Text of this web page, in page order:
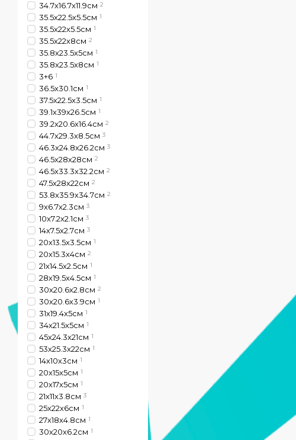
34.7х16.7х11.9см 2
35.5х22.5х5.5см 1
35.5х22х5.5см 1
35.5х22х8см 2
35.8х23.5х5см 1
35.8х23.5х8см 1
3+6 1
36.5х30.1см 1
37.5х22.5х3.5см 1
39.1х39х26.5см 1
39.2х20.6х16.4см 2
44.7х29.3х8.5см 3
46.3х24.8х26.2см 3
46.5х28х28см 2
46.5х33.3х32.2см 2
47.5х28х22см 2
53.8х35.9х34.7см 2
9х6.7х2.3см 3
10х7.2х2.1см 3
14х7.5х2.7см 3
20х13.5х3.5см 1
20х15.3х4см 2
21х14.5x2.5см 1
28х19.5х4.5см 1
30х20.6х2.8см 2
30х20.6х3.9см 1
31х19.4х5см 1
34х21.5x5см 1
45х24.3х21см 1
53х25.3х22см 1
14х10х3см 1
20x15x5см 1
20х17х5см 1
21х11х3.8см 3
25х22х6см 1
27х18х4.8см 1
30х20х6.2см 1